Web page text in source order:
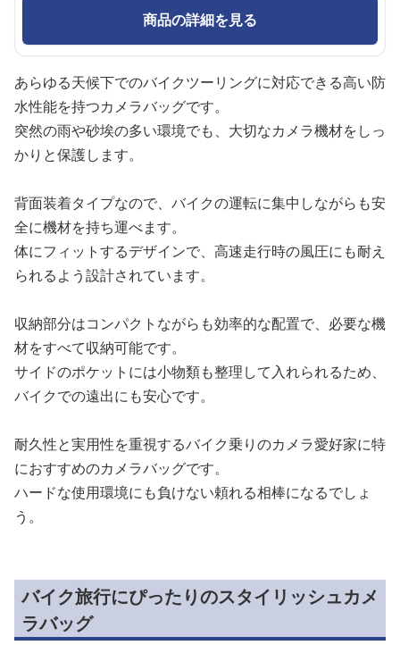
商品の詳細を見る
あらゆる天候下でのバイクツーリングに対応できる高い防
水性能を持つカメラバッグです。
突然の雨や砂埃の多い環境でも、大切なカメラ機材をしっ
かりと保護します。
背面装着タイプなので、バイクの運転に集中しながらも安
全に機材を持ち運べます。
体にフィットするデザインで、高速走行時の風圧にも耐え
られるよう設計されています。
収納部分はコンパクトながらも効率的な配置で、必要な機
材をすべて収納可能です。
サイドのポケットには小物類も整理して入れられるため、
バイクでの遠出にも安心です。
耐久性と実用性を重視するバイク乗りのカメラ愛好家に特
におすすめのカメラバッグです。
ハードな使用環境にも負けない頼れる相棒になるでしょ
う。
バイク旅行にぴったりのスタイリッシュカメ
ラバッグ